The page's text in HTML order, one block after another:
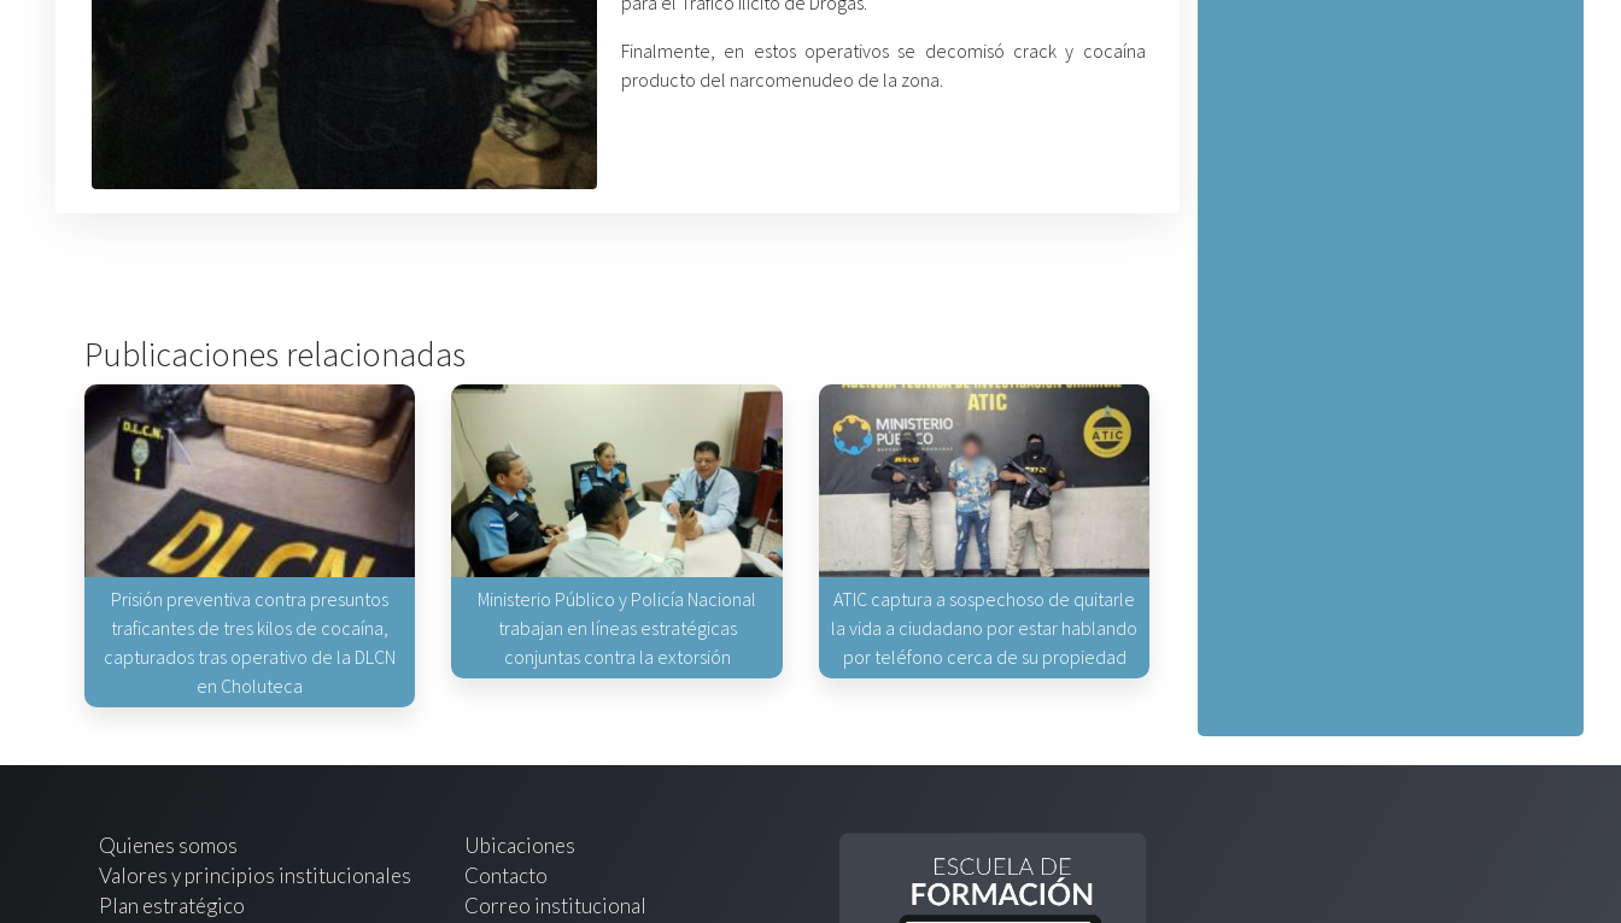
Finalmente, en estos operativos se decomisó crack y cocaína
producto del narcomenudeo de la zona.
Publicaciones relacionadas
Prisión preventiva contra presuntos
traficantes de tres kilos de cocaína,
capturados tras operativo de la DLCN
en Choluteca
Ministerio Público y Policía Nacional
trabajan en líneas estratégicas
conjuntas contra la extorsión
ATIC captura a sospechoso de quitarle
la vida a ciudadano por estar hablando
por teléfono cerca de su propiedad
Quienes somos
Valores y principios institucionales
Plan estratégico
Ubicaciones
Contacto
Correo institucional